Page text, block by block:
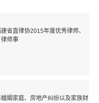
省直律协2015年度优秀律师、
师事
姻家庭、房地产纠纷以及家族财